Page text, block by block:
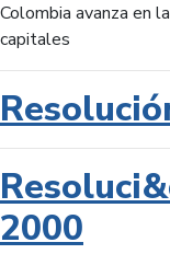
Colombia avanza en
capitales
2000